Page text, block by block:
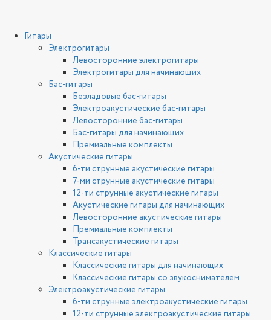
Гитары
Электрогитары
Левосторонние электрогитары
Электрогитары для начинающих
Бас-гитары
Безладовые бас-гитары
Электроакустические бас-гитары
Левосторонние бас-гитары
Бас-гитары для начинающих
Премиальные комплекты
Акустические гитары
6-ти струнные акустические гитары
7-ми струнные акустические гитары
12-ти струнные акустические гитары
Акустические гитары для начинающих
Левосторонние акустические гитары
Премиальные комплекты
Трансакустические гитары
Классические гитары
Классические гитары для начинающих
Классические гитары со звукоснимателем
Электроакустические гитары
6-ти струнные электроакустические гитары
12-ти струнные электроакустические гитары